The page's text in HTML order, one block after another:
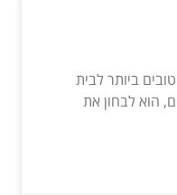
ביותר לבית
הוא לבחון את